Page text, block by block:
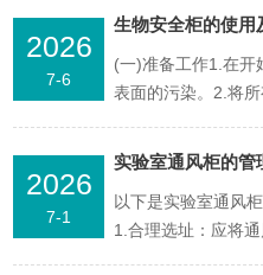
间内，成为实验人
核心保障有机合成
体及易燃易爆物质
用。挥发性...
2026
7-6
生物安全柜的使用
(一)准备工作1.在开
表面的污染。2.将
下几点：①II级生物
部靠近工作台边缘
部格...
2026
7-1
实验室通风柜的管
以下是实验室通风
1.合理选址：应将